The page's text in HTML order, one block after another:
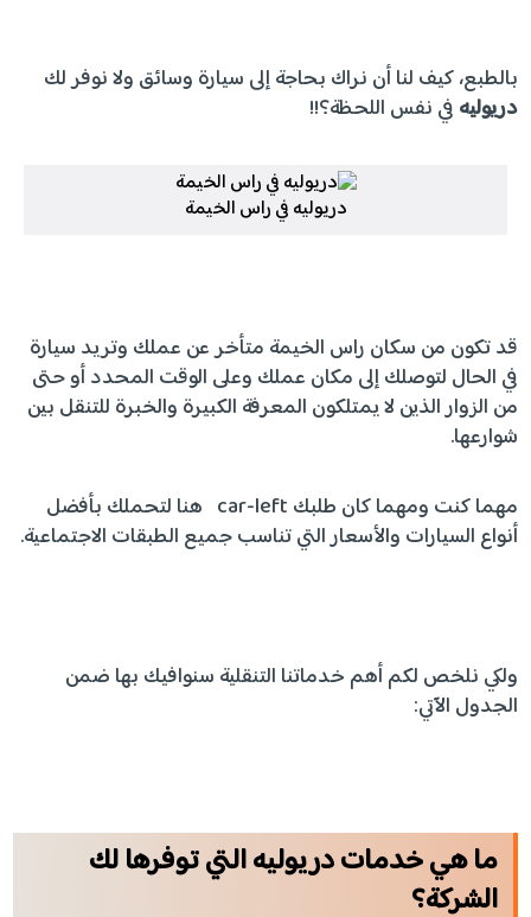
بالطبع، كيف لنا أن نراك بحاجة إلى سيارة وسائق ولا نوفر لك
دريوليه في نفس اللحظة؟!!
دريوليه في راس الخيمة
قد تكون من سكان راس الخيمة متأخر عن عملك وتريد سيارة
في الحال لتوصلك إلى مكان عملك وعلى الوقت المحدد أو حتى
من الزوار الذين لا يمتلكون المعرفة الكبيرة والخبرة للتنقل بين
شوارعها.
مهما كنت ومهما كان طلبك car-left هنا لتحملك بأفضل
أنواع السيارات والأسعار التي تناسب جميع الطبقات الاجتماعية.
ولكي نلخص لكم أهم خدماتنا التنقلية سنوافيك بها ضمن
الجدول الآتي:
ما هي خدمات دريوليه التي توفرها لك
الشركة؟